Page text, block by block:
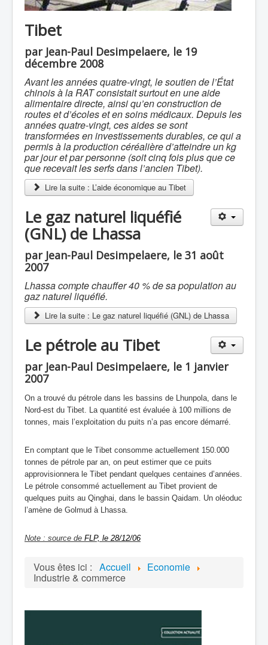
Tibet
par Jean-Paul Desimpelaere, le 19
décembre 2008
Avant les années quatre-vingt, le soutien de l’État
chinois à la RAT consistait surtout en une aide
alimentaire directe, ainsi qu’en construction de
routes et d’écoles et en soins médicaux. Depuis les
années quatre-vingt, ces aides se sont
transformées en investissements durables, ce qui a
permis à la production céréalière d’atteindre un kg
par jour et par personne (soit cinq fois plus que ce
que recevait les serfs dans l’ancien Tibet).
Lire la suite : L’aide économique au Tibet
Le gaz naturel liquéfié
(GNL) de Lhassa
par Jean-Paul Desimpelaere, le 31 août
2007
Lhassa compte chauffer 40 % de sa population au
gaz naturel liquéfié.
Lire la suite : Le gaz naturel liquéfié (GNL) de Lhassa
Le pétrole au Tibet
par Jean-Paul Desimpelaere, le 1 janvier
2007
On a trouvé du pétrole dans les bassins de Lhunpola, dans le
Nord-est du Tibet. La quantité est évaluée à 100 millions de
tonnes, mais l’exploitation du puits n’a pas encore démarré.
En comptant que le Tibet consomme actuellement 150.000
tonnes de pétrole par an, on peut estimer que ce puits
approvisionnera le Tibet pendant quelques centaines d’années.
Le pétrole consommé actuellement au Tibet provient de
quelques puits au Qinghai, dans le bassin Qaidam. Un oléoduc
l’amène de Golmud à Lhassa.
Note : source de FLP, le 28/12/06
Vous êtes ici : Accueil Economie
Industrie & commerce